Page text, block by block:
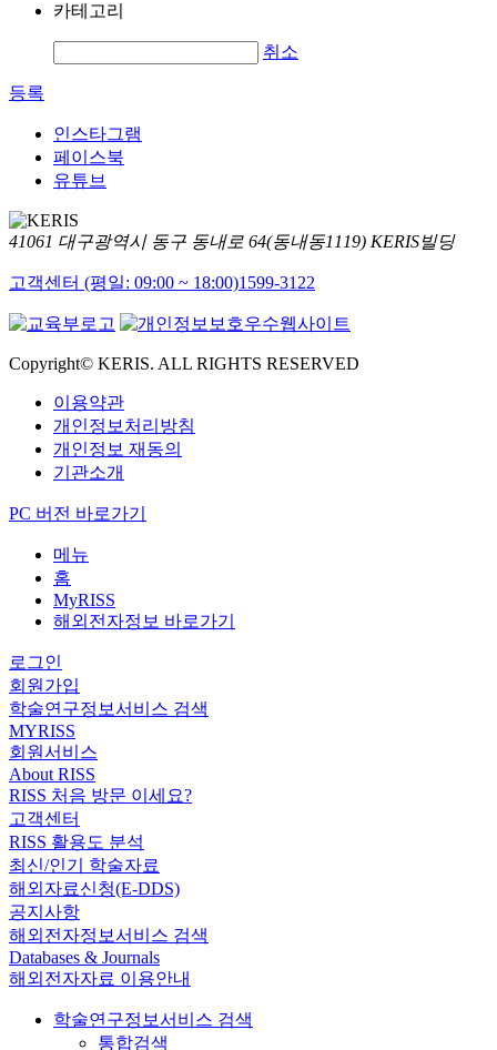
카테고리
취소
등록
인스타그램
페이스북
유튜브
41061 대구광역시 동구 동내로 64(동내동1119) KERIS빌딩
고객센터 (평일: 09:00 ~ 18:00)1599-3122
Copyright© KERIS. ALL RIGHTS RESERVED
이용약관
개인정보처리방침
개인정보 재동의
기관소개
PC 버전 바로가기
메뉴
홈
MyRISS
해외전자정보 바로가기
로그인
회원가입
학술연구정보서비스 검색
MYRISS
회원서비스
About RISS
RISS 처음 방문 이세요?
고객센터
RISS 활용도 분석
최신/인기 학술자료
해외자료신청(E-DDS)
공지사항
해외전자정보서비스 검색
Databases & Journals
해외전자자료 이용안내
학술연구정보서비스 검색
통합검색